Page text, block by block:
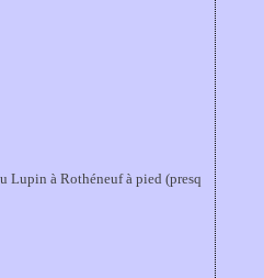
Lupin à Rothéneuf à pied (presq